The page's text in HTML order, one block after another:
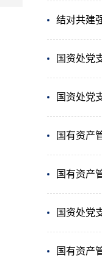
结对共建
国资处党
国资处党
国有资产
国有资产
国资处党
国有资产